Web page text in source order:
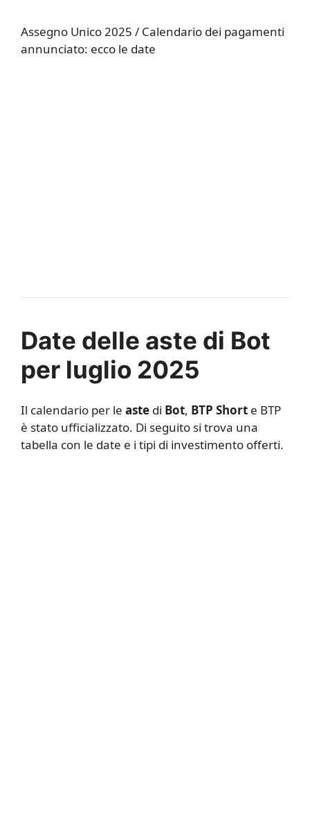
Assegno Unico 2025 / Calendario dei pagamenti
annunciato: ecco le date
Date delle aste di Bot
per luglio 2025
Il calendario per le aste di Bot, BTP Short e BTP
è stato ufficializzato. Di seguito si trova una
tabella con le date e i tipi di investimento offerti.